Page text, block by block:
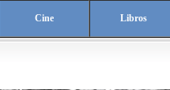
Cine Libros